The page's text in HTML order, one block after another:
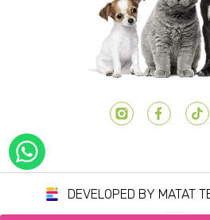
טיק טוקפייסבוקאינסטגרם
DEVELOPED BY MATAT